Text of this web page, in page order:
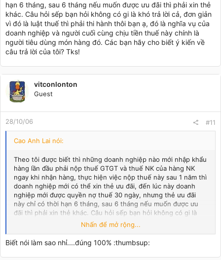
hạn 6 tháng, sau 6 tháng nếu muốn được ưu đãi thì phải xin thẻ
khác. Câu hỏi sếp bạn hỏi không có gi là khó trả lời cả, đơn giản
vì đó là luật thuế thì phải thi hành thôi bạn ạ, đó là nghĩa vụ của
doanh nghiệp và người cuối cùng chịu tiền thuế này chính là
người tiêu dùng món hàng đó. Các bạn hãy cho biết ý kiến về
câu trả lời của tôi? Tks!
vitconlonton
Guest
28/10/06 #11
Cao Anh Lai nói:
Theo tôi được biết thì những doanh nghiệp nào mới nhập khẩu
hàng lần đầu phải nộp thuế GTGT và thuế NK của hàng NK
ngay khi nhận hàng, thực hiện việc nộp thuế này sau 1 năm thì
doanh nghiệp mới có thể xin thẻ ưu đãi, đến lúc này doanh
nghiệp mới được quyền nợ thuế 30 ngày, nhưng thẻ ưu đãi
này chỉ có thời hạn 6 tháng, sau 6 tháng nếu muốn được ưu
đãi thì phải xin thẻ khác. Câu hỏi sếp bạn hỏi không có gi là
khó trả lời cả, đơn giản vì đó là luật thuế thì phải thi hành thôi
bạn ạ, đó là nghĩa vụ của doanh nghiệp và người cuối cùng
chịu tiền thuế này chính là người tiêu dùng món hàng đó. Các
bạn hãy cho biết ý kiến về câu trả lời của tôi? Tks!
Nhấn để mở rộng...
Biết nói làm sao nhỉ....đúng 100% :thumbsup: